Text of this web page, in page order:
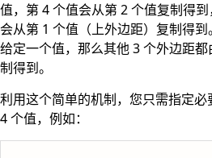
值，第 4 个值会从第 2 个值复制得到
会从第 1 个值（上外边距）复制得
给定一个值，那么其他 3 个外边距
制得到。
利用这个简单的机制，您只需指定
4 个值，例如：